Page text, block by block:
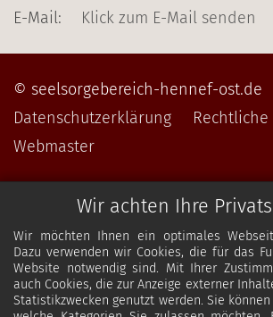
Wir achten Ihre
Wir möchten Ihnen ein optimales
Dazu verwenden wir Cookies, die für das
Website notwendig sind. Mit Ihrer
auch Cookies, die zur Anzeige externer
Statistikzwecken genutzt werden. Sie
E-Mail:
Klick zum E-Mail senden
© seelsorgebereich-hennef-ost.de
Datenschutzerklärung
Webmaster